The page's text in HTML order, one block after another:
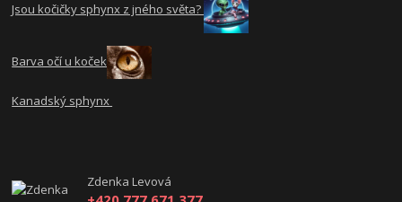
Jsou kočičky sphynx z jného světa?
Barva očí u koček
Kanadský sphynx
Zdenka Levová